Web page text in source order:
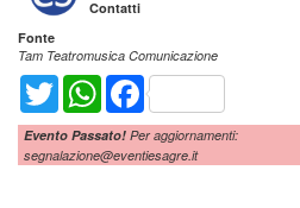
Contatti
Fonte
Tam Teatromusica Comunicazione
Twitter WhatsAppFacebook
Evento Passato! Per aggiornamenti:
segnalazione@eventiesagre.it